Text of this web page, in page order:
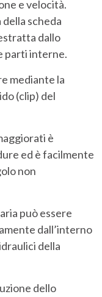
e velocità.
scheda
dallo
parti interne.
mediante la
(clip) del
è
ed è facilmente
non
può essere
dall’interno
della
dello